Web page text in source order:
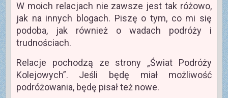
W moich relacjach nie zawsze jest tak różowo,
jak na innych blogach. Piszę o tym, co mi się
podoba, jak również o wadach podróży i
trudnościach.
Relacje pochodzą ze strony „Świat Podróży
Kolejowych”. Jeśli będę miał możliwość
podróżowania, będę pisał też nowe.